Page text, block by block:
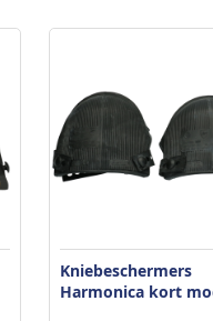
Kniebeschermers
Harmonica kort